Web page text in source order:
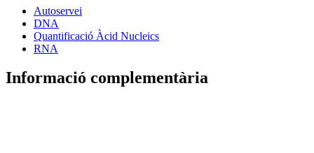
Autoservei
DNA
Quantificació Àcid Nucleics
RNA
Informació complementària